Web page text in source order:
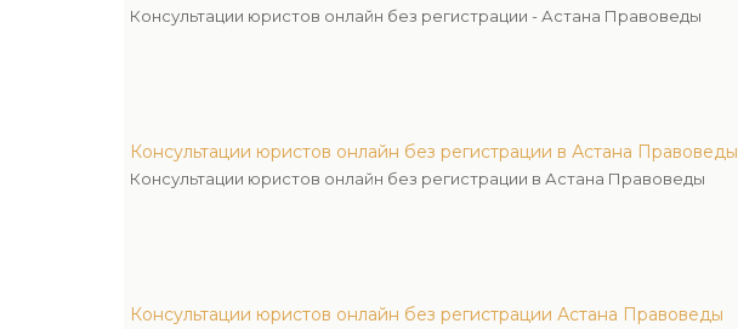
Консультации юристов онлайн без регистрации - Астана Правоведы
Консультации юристов онлайн без регистрации в Астана Правоведы
Консультации юристов онлайн без регистрации в Астана Правоведы
Консультации юристов онлайн без регистрации Астана Правоведы